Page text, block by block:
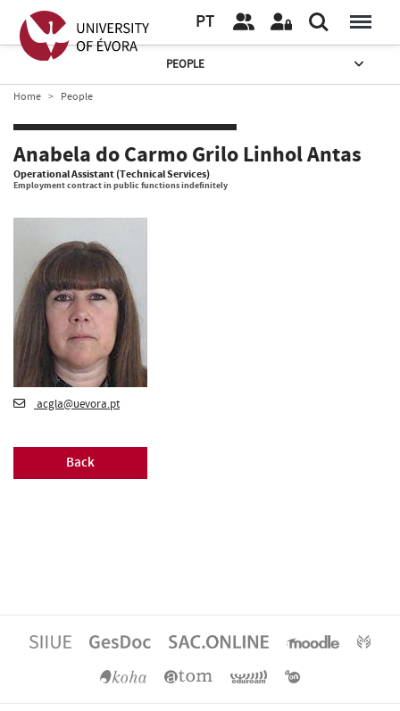
PT
PEOPLE
Home People
Anabela do Carmo Grilo Linhol Antas
Operational Assistant (Technical Services)
Employment contract in public functions indefinitely
acgla@uevora.pt
Back